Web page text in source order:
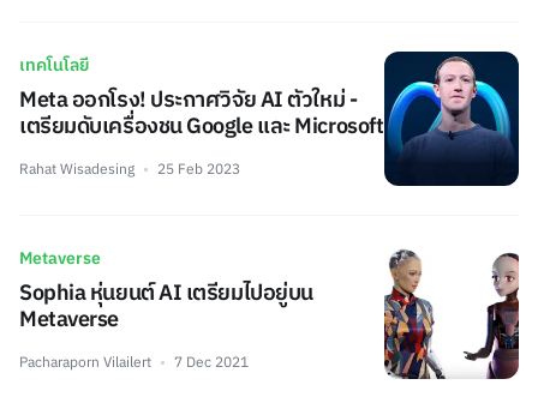
เทคโนโลยี
Meta ออกโรง! ประกาศวิจัย AI ตัวใหม่ -
เตรียมดับเครื่องชน Google และ Microsoft
Rahat Wisadesing 25 Feb 2023
Metaverse
Sophia หุ่นยนต์ AI เตรียมไปอยู่บน
Metaverse
Pacharaporn Vilailert 7 Dec 2021